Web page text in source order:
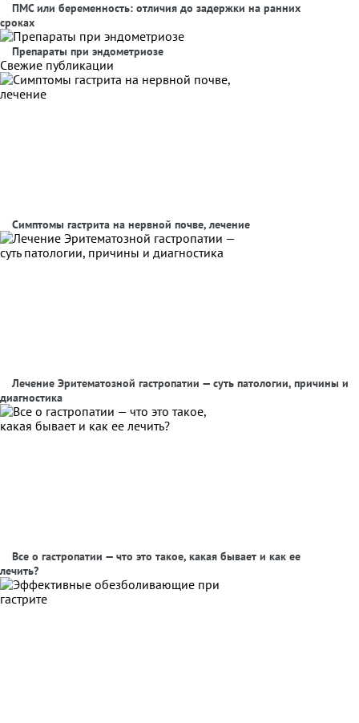
ПМС или беременность: отличия до задержки на ранних
сроках
Препараты при эндометриозе
Свежие публикации
Симптомы гастрита на нервной почве, лечение
Лечение Эритематозной гастропатии — суть патологии, причины и
диагностика
Все о гастропатии — что это такое, какая бывает и как ее
лечить?